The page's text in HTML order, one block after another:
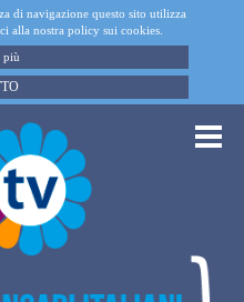
di navigazione questo sito utilizza
alla nostra policy sui cookies.
più